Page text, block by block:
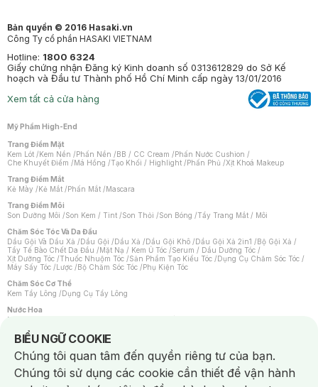
Bản quyền © 2016 Hasaki.vn
Công Ty cổ phần HASAKI VIETNAM
Hotline: 1800 6324
Giấy chứng nhận Đăng ký Kinh doanh số 0313612829 do Sở Kế
hoạch và Đầu tư Thành phố Hồ Chí Minh cấp ngày 13/01/2016
Xem tất cả cửa hàng
Mỹ Phẩm High-End
Trang Điểm Mặt
Kem Lót /Kem Nền /Phấn Nền /BB / CC Cream /Phấn Nước Cushion /
Che Khuyết Điểm /Má Hồng /Tạo Khối / Highlight /Phấn Phủ /Xịt Khoá Makeup
Trang Điểm Mắt
Kẻ Mày /Kẻ Mắt /Phấn Mắt /Mascara
Trang Điểm Môi
Son Dưỡng Môi /Son Kem / Tint /Son Thỏi /Son Bóng /Tẩy Trang Mắt / Môi
Chăm Sóc Tóc Và Da Đầu
Dầu Gội Và Dầu Xả /Dầu Gội /Dầu Xả /Dầu Gội Khô /Dầu Gội Xả 2in1 /Bộ Gội Xả /
Tẩy Tế Bào Chết Da Đầu /Mặt Nạ / Kem Ủ Tóc /Serum / Dầu Dưỡng Tóc /
Xịt Dưỡng Tóc /Thuốc Nhuộm Tóc /Sản Phẩm Tạo Kiểu Tóc /Dụng Cụ Chăm Sóc Tóc /
Máy Sấy Tóc /Lược /Bộ Chăm Sóc Tóc /Phụ Kiện Tóc
Chăm Sóc Cơ Thể
Kem Tẩy Lông /Dụng Cụ Tẩy Lông
Nước Hoa
Nước Hoa Nữ
Chăm Sóc Cá Nhân
Chống Muỗi /Khẩu Trang /Máy Massage/Mặt Nạ Xông Hơi /Nước Rửa Tay/
Sản Phẩm Chăm Sóc Khác /Bàn Chải Đánh Răng /Bàn Chải Điện/
Hỗ Trợ Trắng Răng/Kem Đánh Răng /Máy Tăm Nước/ Nước Súc Miệng/
Tăm / Chỉ Nha Khoa/ Xịt Thơm Miệng / Dung Dịch Vệ Sinh/Dưỡng Vùng Kín/
BIỂU NGỮ COOKIE
Notice about cookies usage
Chúng tôi quan tâm đến quyền riêng tư của bạn.
Chúng tôi sử dụng các cookie cần thiết để vận hành